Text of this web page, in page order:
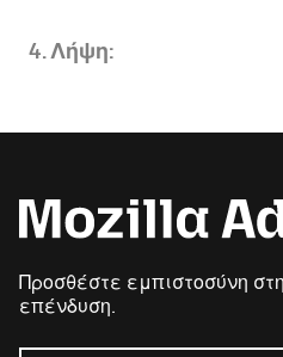
4. Λήψη:
Προσθέστε εμπιστοσύνη
επένδυση.